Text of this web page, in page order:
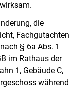
die
Fachgutachten
§ 6a Abs. 1
im Rathaus der
1, Gebäude C,
während